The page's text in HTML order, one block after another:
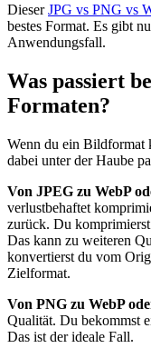
DieserJPG vs PNG vs
bestes Format. Es gibt
Anwendungsfall.
Was passiert
Formaten?
Wenn du ein Bildformat
dabei unter der Haube
Von JPEG zu WebP
verlustbehaftet
zurück. Du
Das kann zu weiteren
konvertierst du vom
Zielformat.
Von PNG zu WebP
Qualität. Du bekommst
Das ist der ideale Fall.